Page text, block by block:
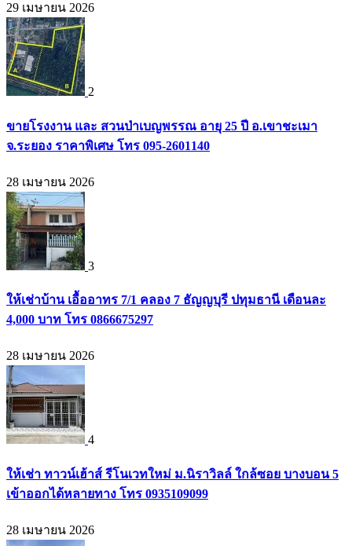
29 เมษายน 2026
2
ขายโรงงาน และ สวนป่าเบญพรรณ อายุ 25 ปี อ.เขาชะเมา
จ.ระยอง ราคาพิเศษ โทร 095-2601140
28 เมษายน 2026
3
ให้เช่าบ้าน เอื้ออาทร 7/1 คลอง 7 ธัญญบุรี ปทุมธานี เดือนละ
4,000 บาท โทร 0866675297
28 เมษายน 2026
4
ให้เช่า ทาวน์เฮ้าส์ รีโนเวทใหม่ ม.นิราวิลล์ ใกล้ซอย บางบอน 5
เข้าออกได้หลายทาง โทร 0935109099
28 เมษายน 2026